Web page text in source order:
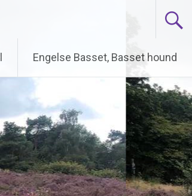
Engelse Basset, Basset hound